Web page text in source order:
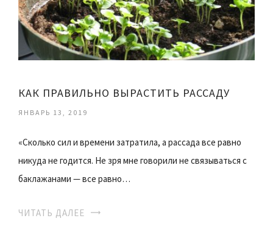
КАК ПРАВИЛЬНО ВЫРАСТИТЬ РАССАДУ
ЯНВАРЬ 13, 2019
«Сколько сил и времени затратила, а рассада все равно
никуда не годится. Не зря мне говорили не связываться с
баклажанами — все равно…
ЧИТАТЬ ДАЛЕЕ